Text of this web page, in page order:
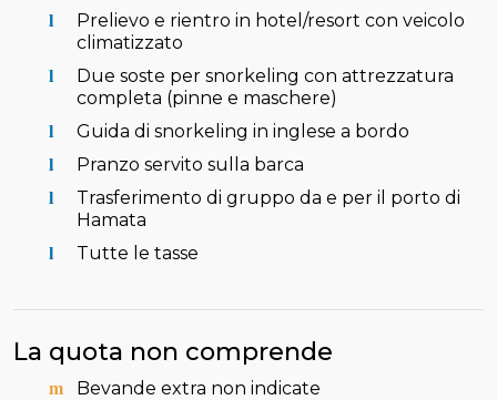
Prelievo e rientro in hotel/resort con veicolo
climatizzato
Due soste per snorkeling con attrezzatura
completa (pinne e maschere)
Guida di snorkeling in inglese a bordo
Pranzo servito sulla barca
Trasferimento di gruppo da e per il porto di
Hamata
Tutte le tasse
La quota non comprende
Bevande extra non indicate